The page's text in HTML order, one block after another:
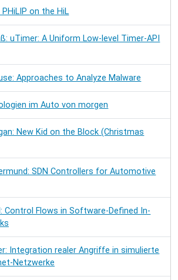
PHiLIP on the HiL
uTimer: A Uniform Low-level Timer-API
Approaches to Analyze Malware
im Auto von morgen
New Kid on the Block (Christmas
SDN Controllers for Automotive
Control Flows in Software-Defined In-
Integration realer Angriffe in simulierte
Netzwerke